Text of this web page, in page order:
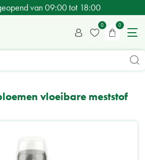
van09:00tot 18:00
vloeibare meststof